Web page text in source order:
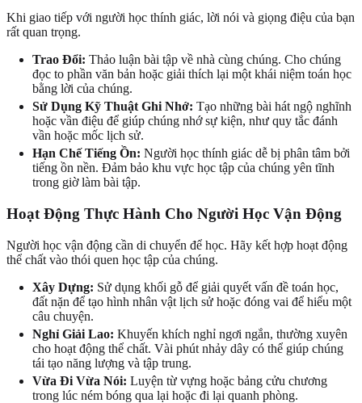
Khi giao tiếp với người học thính giác, lời nói và giọng điệu của bạn
rất quan trọng.
Trao Đổi: Thảo luận bài tập về nhà cùng chúng. Cho chúng
đọc to phần văn bản hoặc giải thích lại một khái niệm toán học
bằng lời của chúng.
Sử Dụng Kỹ Thuật Ghi Nhớ: Tạo những bài hát ngộ nghĩnh
hoặc vần điệu để giúp chúng nhớ sự kiện, như quy tắc đánh
vần hoặc mốc lịch sử.
Hạn Chế Tiếng Ồn: Người học thính giác dễ bị phân tâm bởi
tiếng ồn nền. Đảm bảo khu vực học tập của chúng yên tĩnh
trong giờ làm bài tập.
Hoạt Động Thực Hành Cho Người Học Vận Động
Người học vận động cần di chuyển để học. Hãy kết hợp hoạt động
thể chất vào thói quen học tập của chúng.
Xây Dựng: Sử dụng khối gỗ để giải quyết vấn đề toán học,
đất nặn để tạo hình nhân vật lịch sử hoặc đóng vai để hiểu một
câu chuyện.
Nghỉ Giải Lao: Khuyến khích nghỉ ngơi ngắn, thường xuyên
cho hoạt động thể chất. Vài phút nhảy dây có thể giúp chúng
tái tạo năng lượng và tập trung.
Vừa Đi Vừa Nói: Luyện từ vựng hoặc bảng cửu chương
trong lúc ném bóng qua lại hoặc đi lại quanh phòng.